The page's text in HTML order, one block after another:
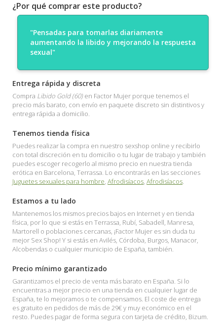
¿Por qué comprar este producto?
"Pensadas para tomarlas diariamente
aumentando la libido y mejorando la respuesta
sexual"
Entrega rápida y discreta
Compra Libido Gold (60)en Factor Mujer porque tenemos el
precio más barato, con envío en paquete discreto sin distintivos y
entrega rápida a domicilio.
Tenemos tienda física
Puedes realizar la compra en nuestro sexshop online y recibirlo
con total discreción en tu domicilio o tu lugar de trabajo y también
puedes escoger recogerlo al mismo precio en nuestra tienda
erótica en Barcelona, Terrassa. Lo encontrarás en las secciones
Juguetes sexuales para hombre, Afrodisíacos, Afrodisíacos.
Estamos a tu lado
Mantenemos los mismos precios bajos en Internet y en tienda
física, por lo que si estás en Terrassa, Rubí, Sabadell, Manresa,
Martorell o poblaciones cercanas, ¡Factor Mujer es sin duda tu
mejor Sex Shop! Y si estás en Avilés, Córdoba, Burgos, Manacor,
Alcobendas o cualquier municipio de España, también.
Precio mínimo garantizado
Garantizamos el precio de venta más barato en España. Si lo
encuentras a mejor precio en una tienda en cualquier lugar de
España, te lo mejoramos o te compensamos. El coste de entrega
es gratuito en pedidos de más de 29€ y muy económico en el
resto. Puedes pagar de forma segura con tarjeta de crédito, Bizum.